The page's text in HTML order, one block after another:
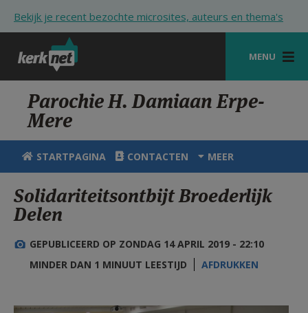
Bekijk je recent bezochte microsites, auteurs en thema's
MENU
STARTPAGINA
KERK
VIERINGEN
ZOEKEN
HULP
STARTPAGINA PORTAAL
Parochie H. Damiaan Erpe-
Mere
STARTPAGINA CONTACTEN MEER
Solidariteitsontbijt Broederlijk
Delen
GEPUBLICEERD OP ZONDAG 14 APRIL 2019 - 22:10
MINDER DAN 1 MINUUT LEESTIJD
AFDRUKKEN